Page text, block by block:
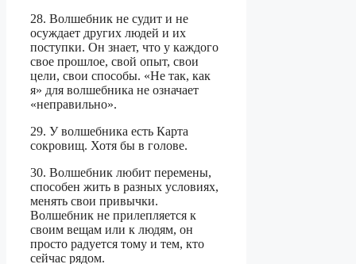
28. Волшебник не судит и не
осуждает других людей и их
поступки. Он знает, что у каждого
свое прошлое, свой опыт, свои
цели, свои способы. «Не так, как
я» для волшебника не означает
«неправильно».
29. У волшебника есть Карта
сокровищ. Хотя бы в голове.
30. Волшебник любит перемены,
способен жить в разных условиях,
менять свои привычки.
Волшебник не прилепляется к
своим вещам или к людям, он
просто радуется тому и тем, кто
сейчас рядом.